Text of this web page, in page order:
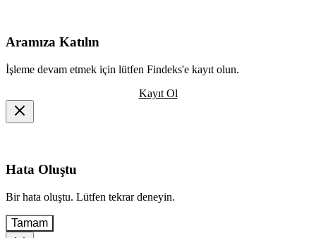
Aramıza Katılın
İşleme devam etmek için lütfen Findeks'e kayıt olun.
Kayıt Ol
Hata Oluştu
Bir hata oluştu. Lütfen tekrar deneyin.
Tamam